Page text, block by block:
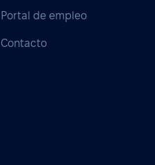
Portal de empleo
Contacto